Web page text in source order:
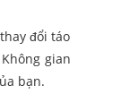
đổi táo
gian
bạn.